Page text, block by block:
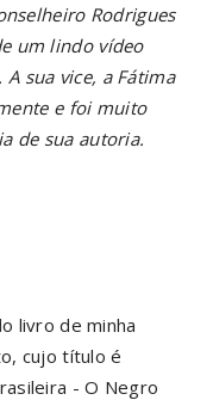
Rodrigues
um lindo vídeo
sua vice, a Fátima
e foi muito
de sua autoria.
livro de minha
cujo título é
- O Negro